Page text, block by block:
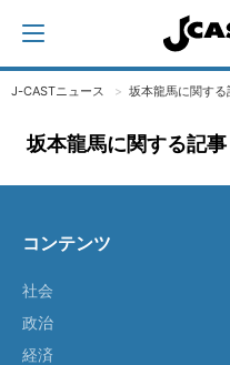
J-CASTニュース 坂本龍馬に関する
坂本龍馬に関する記
コンテンツ
社会
政治
経済